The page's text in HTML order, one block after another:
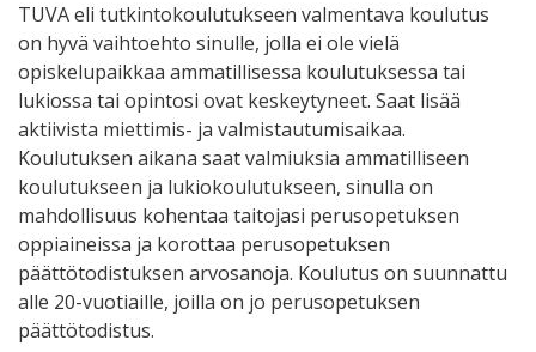
TUVA eli tutkintokoulutukseen valmentava koulutus
on hyvä vaihtoehto sinulle, jolla ei ole vielä
opiskelupaikkaa ammatillisessa koulutuksessa tai
lukiossa tai opintosi ovat keskeytyneet. Saat lisää
aktiivista miettimis- ja valmistautumisaikaa.
Koulutuksen aikana saat valmiuksia ammatilliseen
koulutukseen ja lukiokoulutukseen, sinulla on
mahdollisuus kohentaa taitojasi perusopetuksen
oppiaineissa ja korottaa perusopetuksen
päättötodistuksen arvosanoja. Koulutus on suunnattu
alle 20-vuotiaille, joilla on jo perusopetuksen
päättötodistus.